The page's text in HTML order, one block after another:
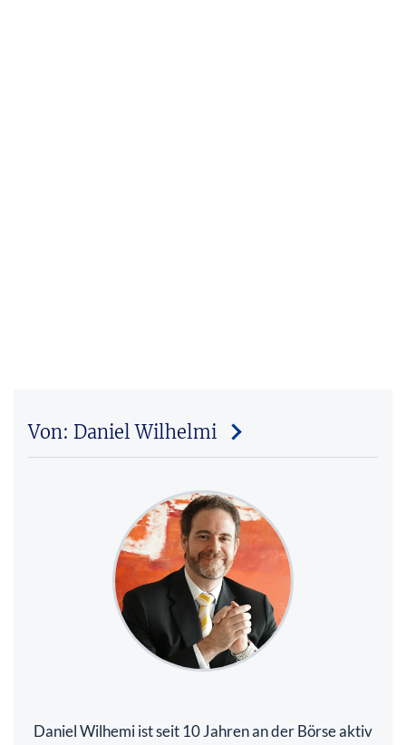
Von: Daniel Wilhelmi
Daniel Wilhemi ist seit 10 Jahren an der Börse aktiv